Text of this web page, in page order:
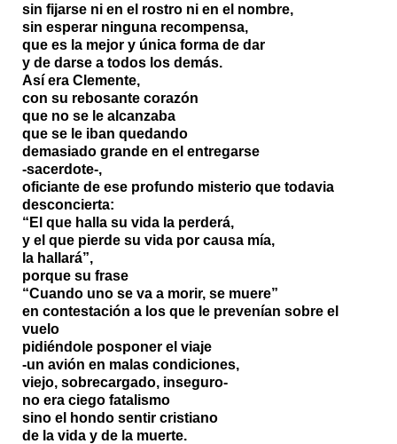
sin fijarse ni en el rostro ni en el nombre,
sin esperar ninguna recompensa,
que es la mejor y única forma de dar
y de darse a todos los demás.
Así era Clemente,
con su rebosante corazón
que no se le alcanzaba
que se le iban quedando
demasiado grande en el entregarse
-sacerdote-,
oficiante de ese profundo misterio que todavia
desconcierta:
“El que halla su vida la perderá,
y el que pierde su vida por causa mía,
la hallará”,
porque su frase
“Cuando uno se va a morir, se muere”
en contestación a los que le prevenían sobre el
vuelo
pidiéndole posponer el viaje
-un avión en malas condiciones,
viejo, sobrecargado, inseguro-
no era ciego fatalismo
sino el hondo sentir cristiano
de la vida y de la muerte.